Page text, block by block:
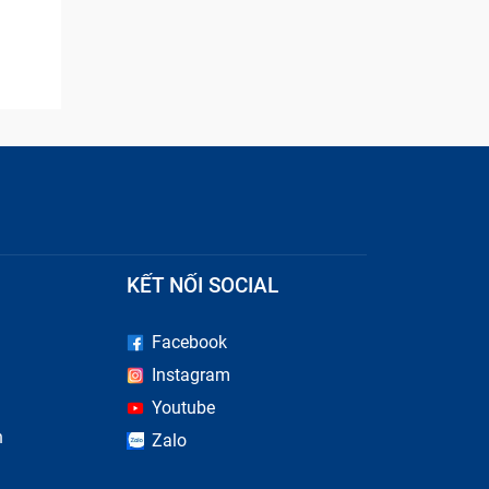
của
KẾT NỐI SOCIAL
Facebook
Instagram
Youtube
Zalo